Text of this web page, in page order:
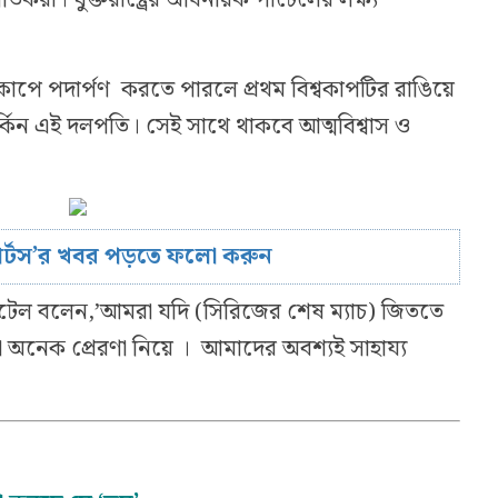
পদার্পণ করতে পারলে প্রথম বিশ্বকাপটির রাঙিয়ে
এই দলপতি। সেই সাথে থাকবে আত্মবিশ্বাস ও
খবর পড়তে ফলো করুন
বলেন,’আমরা যদি (সিরিজের শেষ ম্যাচ) জিততে
অনেক প্রেরণা নিয়ে । আমাদের অবশ্যই সাহায্য